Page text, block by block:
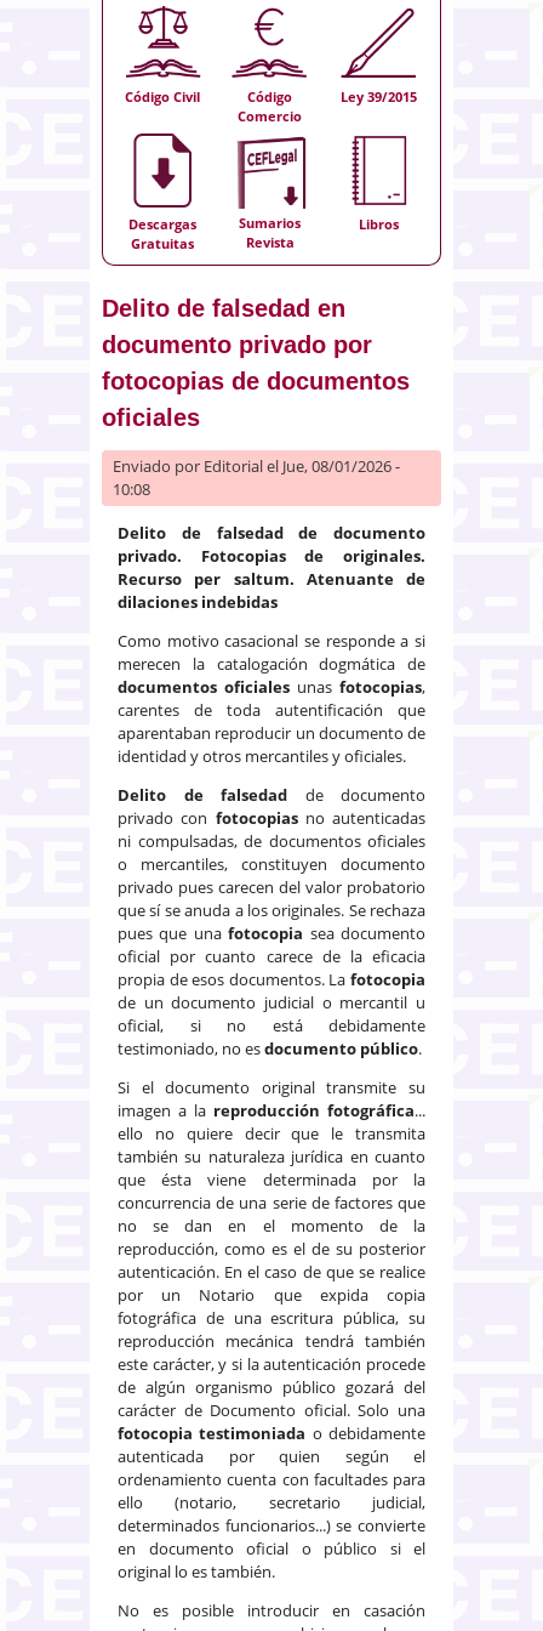
Código Civil
Código
Comercio
Ley 39/2015
Descargas
Gratuitas
Sumarios
Revista
Libros
Delito de falsedad en
documento privado por
fotocopias de documentos
oficiales
Enviado por Editorialel Jue, 08/01/2026 -
10:08
Delito de falsedad de documento
privado. Fotocopias de originales.
Recurso per saltum. Atenuante de
dilaciones indebidas
Como motivo casacional se responde a si
merecen la catalogación dogmática de
documentos oficiales unas fotocopias,
carentes de toda autentificación que
aparentaban reproducir un documento de
identidad y otros mercantiles y oficiales.
Delito de falsedad de documento
privado con fotocopiasno autenticadas
ni compulsadas, de documentos oficiales
o mercantiles, constituyen documento
privado pues carecen del valor probatorio
que sí se anuda a los originales. Se rechaza
pues que unafotocopia sea documento
oficial por cuanto carece de la eficacia
propia de esos documentos. La fotocopia
de un documento judicial o mercantil u
oficial, si no está debidamente
testimoniado, no esdocumento público.
Si el documento original transmite su
imagen a la reproducción fotográfica...
ello no quiere decir que le transmita
también su naturaleza jurídica en cuanto
que ésta viene determinada por la
concurrencia de una serie de factores que
no se dan en el momento de la
reproducción, como es el de su posterior
autenticación. En el caso de que se realice
por un Notario que expida copia
fotográfica de una escritura pública, su
reproducción mecánica tendrá también
este carácter, y si la autenticación procede
de algún organismo público gozará del
carácter de Documento oficial. Solo una
fotocopia testimoniada o debidamente
autenticada por quien según el
ordenamiento cuenta con facultades para
ello (notario, secretario judicial,
determinados funcionarios...) se convierte
en documento oficial o público si el
original lo es también.
No es posible introducir en casación